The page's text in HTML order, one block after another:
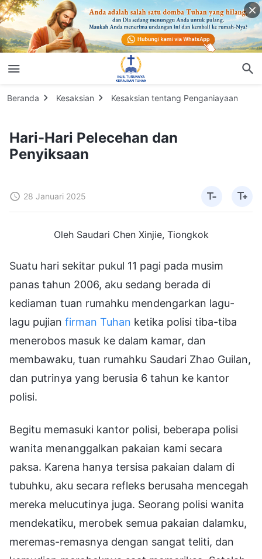
Beranda Kesaksian Kesaksian tentang Penganiayaan
Hari-Hari Pelecehan dan
Penyiksaan
28 Januari 2025
Oleh Saudari Chen Xinjie, Tiongkok
Suatu hari sekitar pukul 11 pagi pada musim
panas tahun 2006, aku sedang berada di
kediaman tuan rumahku mendengarkan lagu-
lagu pujian firman Tuhan ketika polisi tiba-tiba
menerobos masuk ke dalam kamar, dan
membawaku, tuan rumahku Saudari Zhao Guilan,
dan putrinya yang berusia 6 tahun ke kantor
polisi.
Begitu memasuki kantor polisi, beberapa polisi
wanita menanggalkan pakaian kami secara
paksa. Karena hanya tersisa pakaian dalam di
tubuhku, aku secara refleks berusaha mencegah
mereka melucutinya juga. Seorang polisi wanita
mendekatiku, merobek semua pakaian dalamku,
meremas-remasnya dengan sangat teliti, dan